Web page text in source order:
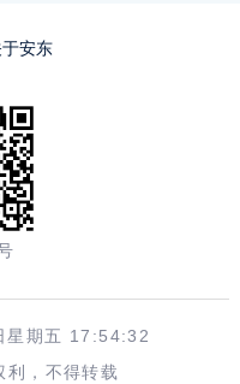
于安东
星期五 17:54:32
利，不得转载